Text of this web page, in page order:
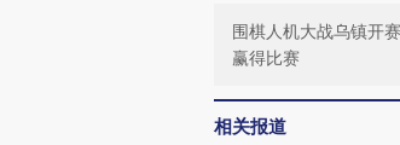
围棋人机大战乌镇开
赢得比赛
相关报道